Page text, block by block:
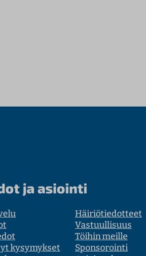
ja asiointi
kysymykset
Häiriötiedotteet
Vastuullisuus
Töihin meille
Sponsorointi